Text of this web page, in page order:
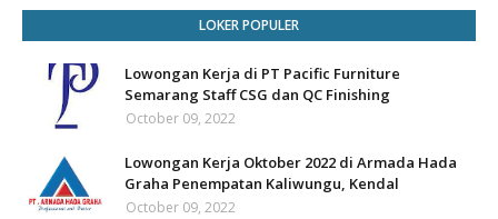
LOKER POPULER
Lowongan Kerja di PT Pacific Furniture
Semarang Staff CSG dan QC Finishing
October 09, 2022
Lowongan Kerja Oktober 2022 di Armada Hada
Graha Penempatan Kaliwungu, Kendal
October 09, 2022